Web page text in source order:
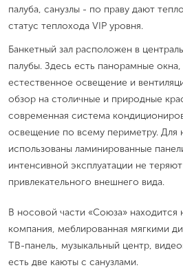
палуба, санузлы - по праву дают
статус теплохода VIP уровня.
Банкетный зал расположен в
палубы. Здесь есть панорамные
естественное освещение и
обзор на столичные и природные
современная система
освещение по всему периметру. Для
использованы ламинированные
интенсивной эксплуатации не
привлекательного внешнего вида.
В носовой части «Союза» находится
компания, меблированная мягкими
ТВ-панель, музыкальный центр,
есть две каюты с санузлами.